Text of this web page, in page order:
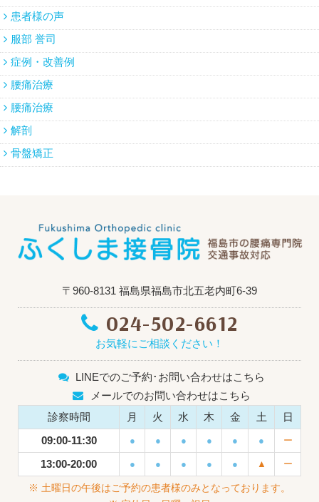
患者様の声
服部 誉司
症例・改善例
腰痛治療
腰痛治療
解剖
骨盤矯正
〒960-8131 福島県福島市北五老内町6-39
024-502-6612
お気軽にご相談ください！
LINEでのご予約･お問い合わせはこちら
メールでのお問い合わせはこちら
診察時間
月 火 水 木 金 土
日
09:00-11:30
● ● ● ● ● ● ー
13:00-20:00 ● ● ● ● ● ▲ ー
※ 土曜日の午後はご予約の患者様のみとなっております。